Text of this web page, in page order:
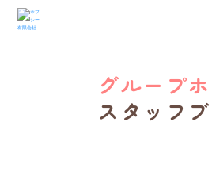
グループ
スタッフ